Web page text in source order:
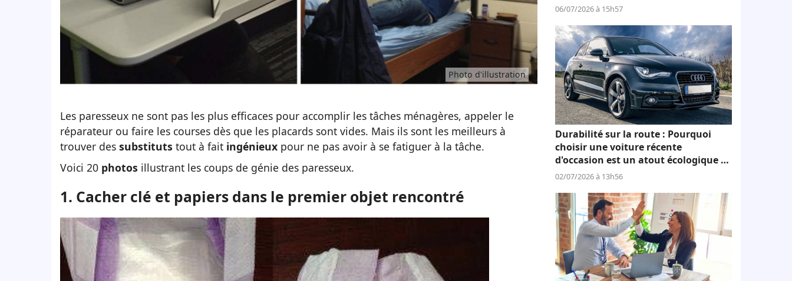
Photo d'illustration
Les paresseux ne sont pas les plus efficaces pour accomplir les tâches ménagères, appeler le
réparateur ou faire les courses dès que les placards sont vides. Mais ils sont les meilleurs à
trouver des substituts tout à fait ingénieux pour ne pas avoir à se fatiguer à la tâche.
Voici 20 photos illustrant les coups de génie des paresseux.
1. Cacher clé et papiers dans le premier objet rencontré
06/07/2026 à 15h57
Durabilité sur la route : Pourquoi
choisir une voiture récente
d'occasion est un atout écologique et
économique
02/07/2026 à 13h56